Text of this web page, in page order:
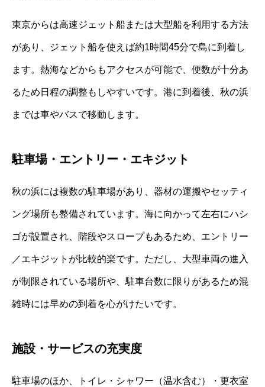
東京からは高速ジェット船または大型船を利用する方法
があり、ジェット船を使えば約1時間45分で島に到着し
ます。熱海などからもアクセスが可能で、便数が十分あ
るため日程の調整もしやすいです。港に到着後、秋の浜
までは車やバスで移動します。
駐車場・エントリー・エキジット
秋の浜には複数の駐車場があり、器材の運搬やセッティ
ング場所も整備されています。海に向かって左右にハシ
ゴが設置され、階段やスロープもあるため、エントリー
／エキジットが比較的楽です。ただし、大型車両の進入
が制限されている場所や、駐車台数に限りがあるため混
雑時には早めの到着を心がけたいです。
施設・サービスの充実度
駐車場のほか、トイレ・シャワー（温水含む）・更衣室